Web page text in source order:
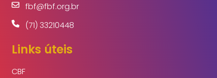
fbf@fbf.org.br
(71) 33210448
Links úteis
CBF